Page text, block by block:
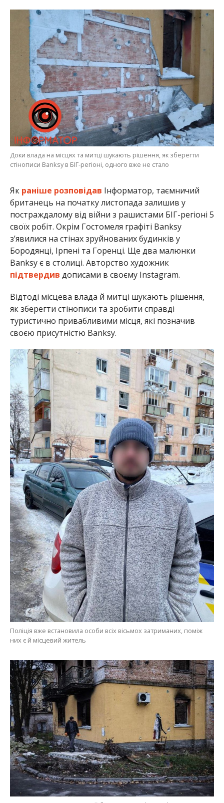
Доки влада на місцях та митці шукають рішення, як зберегти
стінописи Banksy в БІГ-регіоні, одного вже не стало
Як раніше розповідав Інформатор, таємничий
британець на початку листопада залишив у
постраждалому від війни з рашистами БІГ-регіоні 5
своїх робіт. Окрім Гостомеля графіті Banksy
з’явилися на стінах зруйнованих будинків у
Бородянці, Ірпені та Горенці. Ще два малюнки
Banksy є в столиці. Авторство художник
підтвердив дописами в своєму Instagram.
Відтоді місцева влада й митці шукають рішення,
як зберегти стінописи та зробити справді
туристично привабливими місця, які позначив
своєю присутністю Banksy.
Поліція вже встановила особи всіх вісьмох затриманих, поміж
них є й місцевий житель